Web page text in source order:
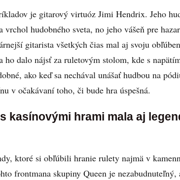
je gitarový virtuóz Jimi Hendrix. Jeho
vrchol hudobného sveta, no jeho vášeň pre
gitarista všetkých čias mal aj svoju
ho dalo nájsť za ruletovým stolom, kde s
ako keď sa nechával unášať hudbou na
v očakávaní toho, či bude hra úspešná.
kasínovými hrami mala aj
ktoré si obľúbili hranie rulety najmä v
frontmana skupiny Queen je nezabudnuteľný,